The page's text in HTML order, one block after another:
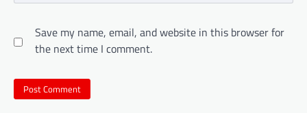
Save my name, email, and website in this browser for
the next time I comment.